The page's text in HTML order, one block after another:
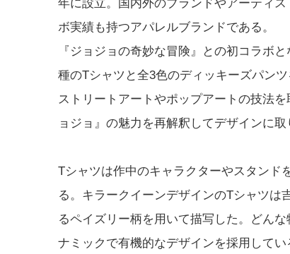
年に設立。国内外のブランドやアーティス
ボ実績も持つアパレルブランドである。
『ジョジョの奇妙な冒険』との初コラボ
種のTシャツと全3色のディッキーズパンツ
ストリートアートやポップアートの技法
ョジョ』の魅力を再解釈してデザインに取
Tシャツは作中のキャラクターやスタンド
る。キラークイーンデザインのTシャツは
るペイズリー柄を用いて描写した。どん
ナミックで有機的なデザインを採用してい